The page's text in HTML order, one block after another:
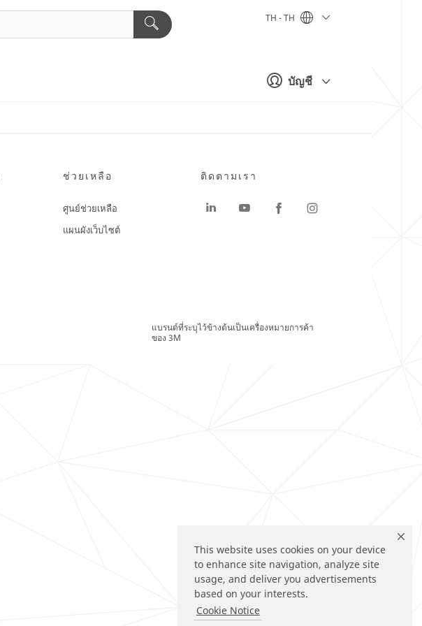
This website uses cookies on your device
to enhance site navigation, analyze site
usage, and deliver you advertisements
based on your interests.
Cookie Notice
บัญชี
TH - TH
ช่วยเหลือ
ศูนย์ช่วยเหลือ
แผนผังเว็บไซต์
ติดตามเรา
แบรนด์ที่ระบุไว้ข้างต้นเป็นเครื่องหมายการค้า
ของ 3M